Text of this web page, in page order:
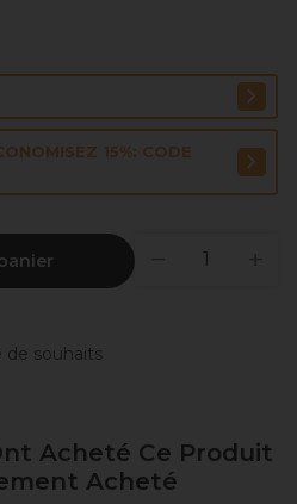
15%: CODE
de souhaits
Acheté Ce Produit
Acheté